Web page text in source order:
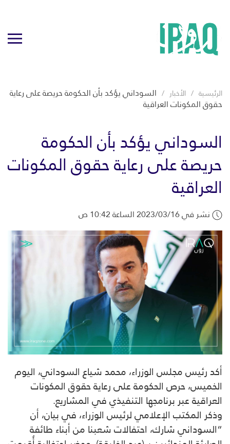
الرئيسية الأخبار السوداني يؤكد بأن الحكومة حريصة على رعاية
حقوق المكونات العراقية
السوداني يؤكد بأن الحكومة
حريصة على رعاية حقوق المكونات
العراقية
نشر في 2023/03/16 الساعة 10:42 ص
أكد رئيس مجلس الوزراء، محمد شياع السوداني، اليوم
الخميس، حرص الحكومة على رعاية حقوق المكونات
العراقية عبر برنامجها التنفيذي في المشاريع.
وذكر المكتب الإعلامي لرئيس الوزراء، في بيان، أن
“السوداني شارك، احتفالات شعبنا من أبناء طائفة